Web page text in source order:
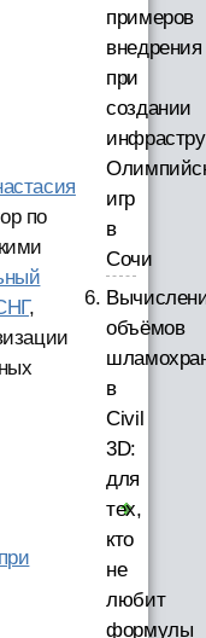
по
,
примеров
внедрения
при
создании
игр
в
Сочи
объёмов
в
Civil
3D:
для
тех,
кто
не
любит
формулы